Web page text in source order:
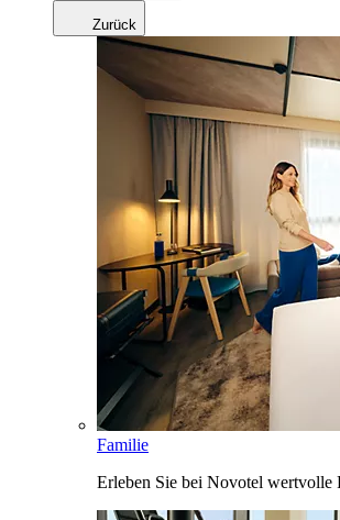
Zurück
Familie
Erleben Sie bei Novotel wertvolle